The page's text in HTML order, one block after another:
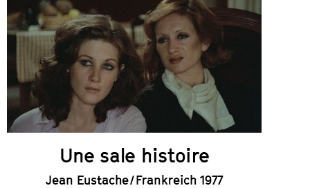
Une sale histoire
Jean Eustache / Frankreich 1977